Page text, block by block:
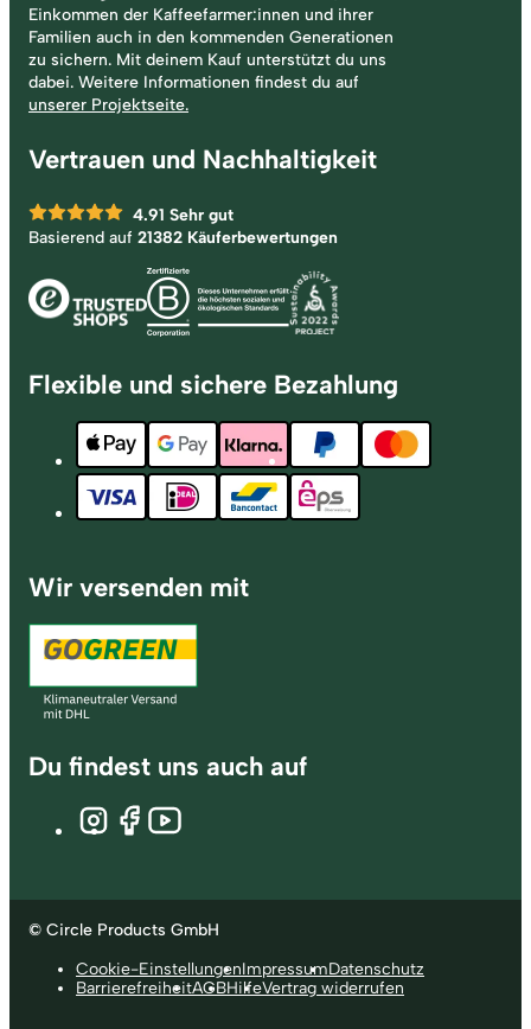
Einkommen der Kaffeefarmer:innen und ihrer
Familien auch in den kommenden Generationen
zu sichern. Mit deinem Kauf unterstützt du uns
dabei. Weitere Informationen findest du auf
unserer Projektseite.
Vertrauen und Nachhaltigkeit
4.91 Sehr gut
Basierend auf 21382 Käuferbewertungen
Flexible und sichere Bezahlung
Wir versenden mit
Du findest uns auch auf
© Circle Products GmbH
Cookie-EinstellungenImpressumDatenschutz
BarrierefreiheitAGBHilfeVertrag widerrufen